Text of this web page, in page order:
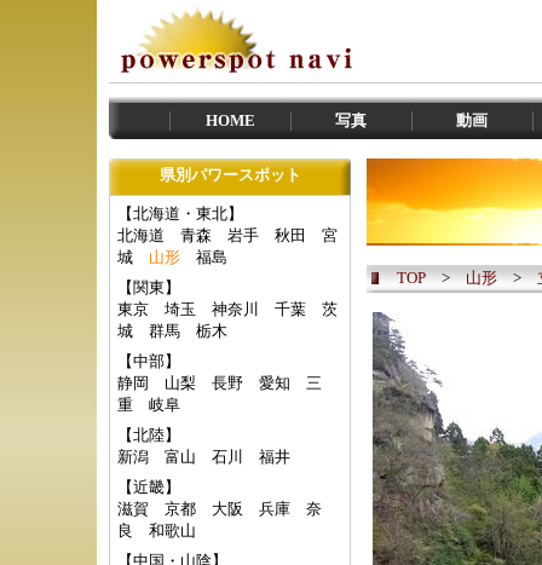
HOME 写真 動画
県別パワースポット
【北海道・東北】
北海道
青森 岩手 秋田
宮
城
山形
福島
【関東】
東京
埼玉 神奈川 千葉
茨
城
群馬
栃木
【中部】
静岡
山梨 長野 愛知
三
重
岐阜
【北陸】
新潟
富山 石川
福井
【近畿】
滋賀
京都 大阪 兵庫
奈
良
和歌山
【中国・山陰】
TOP>山形>